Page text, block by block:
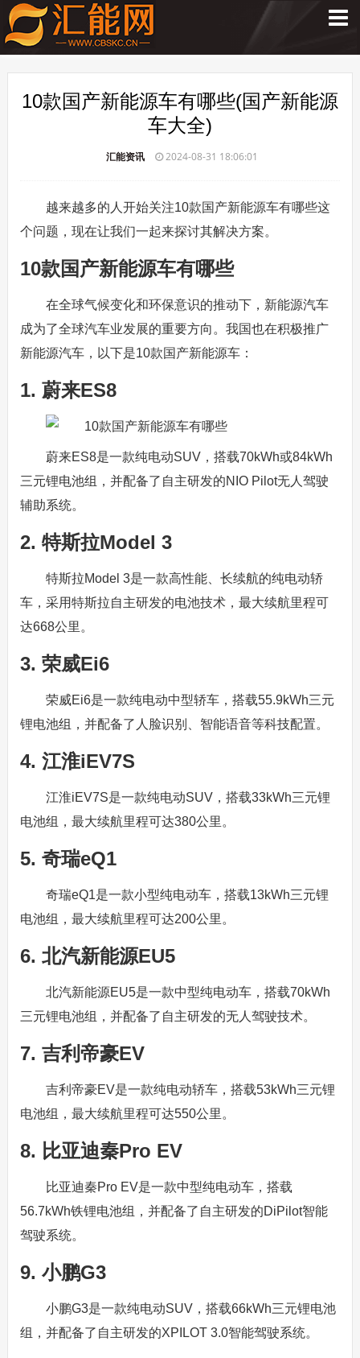
10款国产新能源车有哪些(国产新能源
车大全)
汇能资讯 2024-08-31 18:06:01
越来越多的人开始关注10款国产新能源车有哪些这
个问题，现在让我们一起来探讨其解决方案。
10款国产新能源车有哪些
在全球气候变化和环保意识的推动下，新能源汽车
成为了全球汽车业发展的重要方向。我国也在积极推广
新能源汽车，以下是10款国产新能源车：
1. 蔚来ES8
蔚来ES8是一款纯电动SUV，搭载70kWh或84kWh
三元锂电池组，并配备了自主研发的NIO Pilot无人驾驶
辅助系统。
2. 特斯拉Model 3
特斯拉Model 3是一款高性能、长续航的纯电动轿
车，采用特斯拉自主研发的电池技术，最大续航里程可
达668公里。
3. 荣威Ei6
荣威Ei6是一款纯电动中型轿车，搭载55.9kWh三元
锂电池组，并配备了人脸识别、智能语音等科技配置。
4. 江淮iEV7S
江淮iEV7S是一款纯电动SUV，搭载33kWh三元锂
电池组，最大续航里程可达380公里。
5. 奇瑞eQ1
奇瑞eQ1是一款小型纯电动车，搭载13kWh三元锂
电池组，最大续航里程可达200公里。
6. 北汽新能源EU5
北汽新能源EU5是一款中型纯电动车，搭载70kWh
三元锂电池组，并配备了自主研发的无人驾驶技术。
7. 吉利帝豪EV
吉利帝豪EV是一款纯电动轿车，搭载53kWh三元锂
电池组，最大续航里程可达550公里。
8. 比亚迪秦Pro EV
比亚迪秦Pro EV是一款中型纯电动车，搭载
56.7kWh铁锂电池组，并配备了自主研发的DiPilot智能
驾驶系统。
9. 小鹏G3
小鹏G3是一款纯电动SUV，搭载66kWh三元锂电池
组，并配备了自主研发的XPILOT 3.0智能驾驶系统。